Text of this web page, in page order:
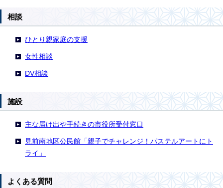
相談
ひとり親家庭の支援
女性相談
DV相談
施設
主な届け出や手続きの市役所受付窓口
見前南地区公民館「親子でチャレンジ！パステルアートにト
ライ」
よくある質問